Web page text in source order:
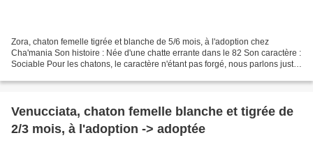
Zora, chaton femelle tigrée et blanche de 5/6 mois, à l'adoption chez
Cha'mania Son histoire : Née d'une chatte errante dans le 82 Son caractère :
Sociable Pour les chatons, le caractère n'étant pas forgé, nous parlons juste
Venucciata, chaton femelle blanche et tigrée de
2/3 mois, à l'adoption -> adoptée